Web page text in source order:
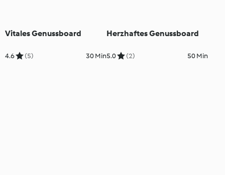
Vitales Genussboard
4.6 (5) 30 Min
Herzhaftes Genussboard
5.0 (2) 50 Min